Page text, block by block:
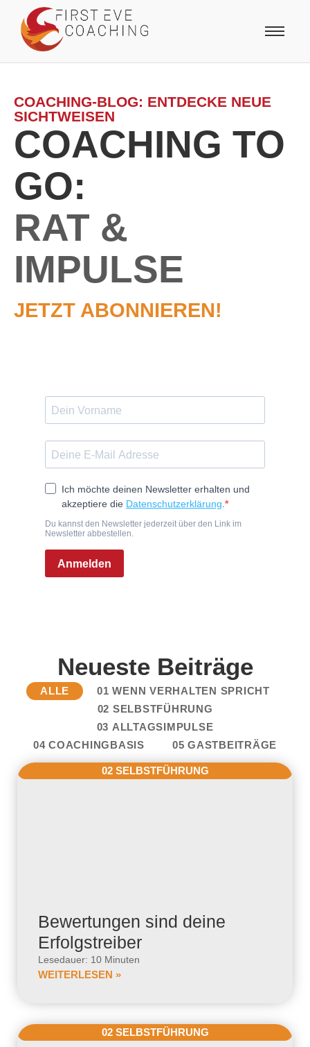
COACHING-BLOG: ENTDECKE NEUE
SICHTWEISEN
COACHING TO
GO:
RAT &
IMPULSE
JETZT ABONNIEREN!
Neueste Beiträge
01 WENN VERHALTEN SPRICHT
02 SELBSTFÜHRUNG
03 ALLTAGSIMPULSE
04 COACHINGBASIS
05 GASTBEITRÄGE
ALLE
02 SELBSTFÜHRUNG
Bewertungen sind deine
Erfolgstreiber
Lesedauer: 10 Minuten
WEITERLESEN »
02 SELBSTFÜHRUNG